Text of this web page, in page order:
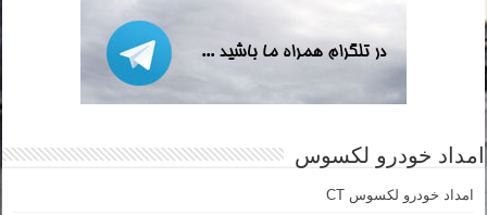
امداد خودرو لکسوس
امداد خودرو لکسوس CT